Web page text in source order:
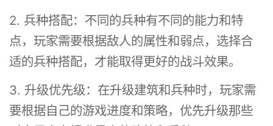
2. 兵种搭配：不同的兵种有不同的能力和特
点，玩家需要根据敌人的属性和弱点，选择合
适的兵种搭配，才能取得更好的战斗效果。
3. 升级优先级：在升级建筑和兵种时，玩家需
要根据自己的游戏进度和策略，优先升级那些